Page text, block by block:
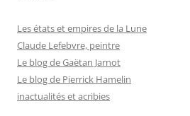
Les états et empires de la Lune
Claude Lefebvre, peintre
Le blog de Gaëtan Jarnot
Le blog de Pierrick Hamelin
inactualités et acribies